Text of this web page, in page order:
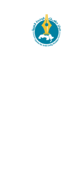
فيمراجعة اصدارات